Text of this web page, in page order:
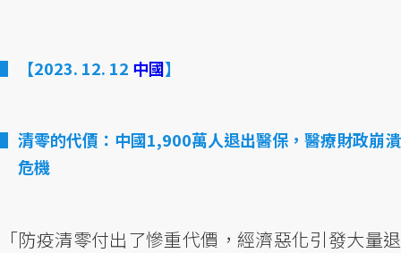
【2023. 12. 12 中國】
清零的代價：中國1,900萬人退出醫保，醫療財政崩潰
危機
「防疫清零付出了慘重代價，經濟惡化引發大量退